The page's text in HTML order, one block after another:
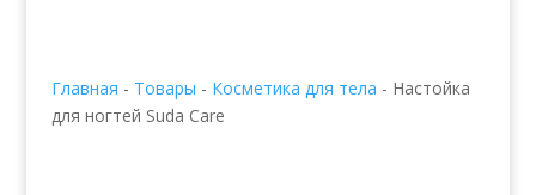
Главная - Товары - Косметика для тела - Настойка
для ногтей Suda Care